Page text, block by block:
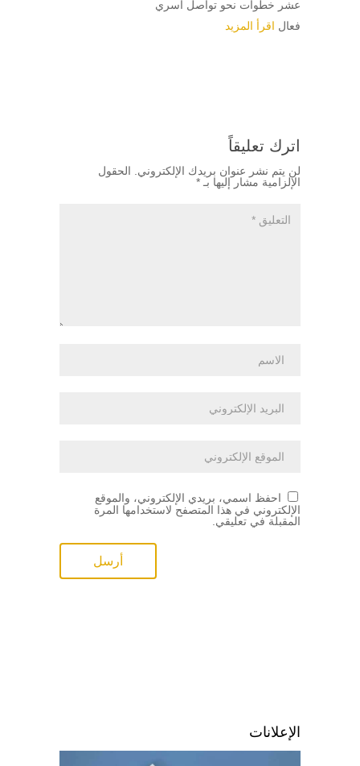
عشر خطوات نحو تواصل أسري
فعال اقرأ المزيد
اترك تعليقاً
لن يتم نشر عنوان بريدك الإلكتروني.
الحقول
الإلزامية مشار إليها بـ *
احفظ اسمي، بريدي الإلكتروني، والموقع
الإلكتروني في هذا المتصفح لاستخدامها المرة
المقبلة في تعليقي.
الإعلانات